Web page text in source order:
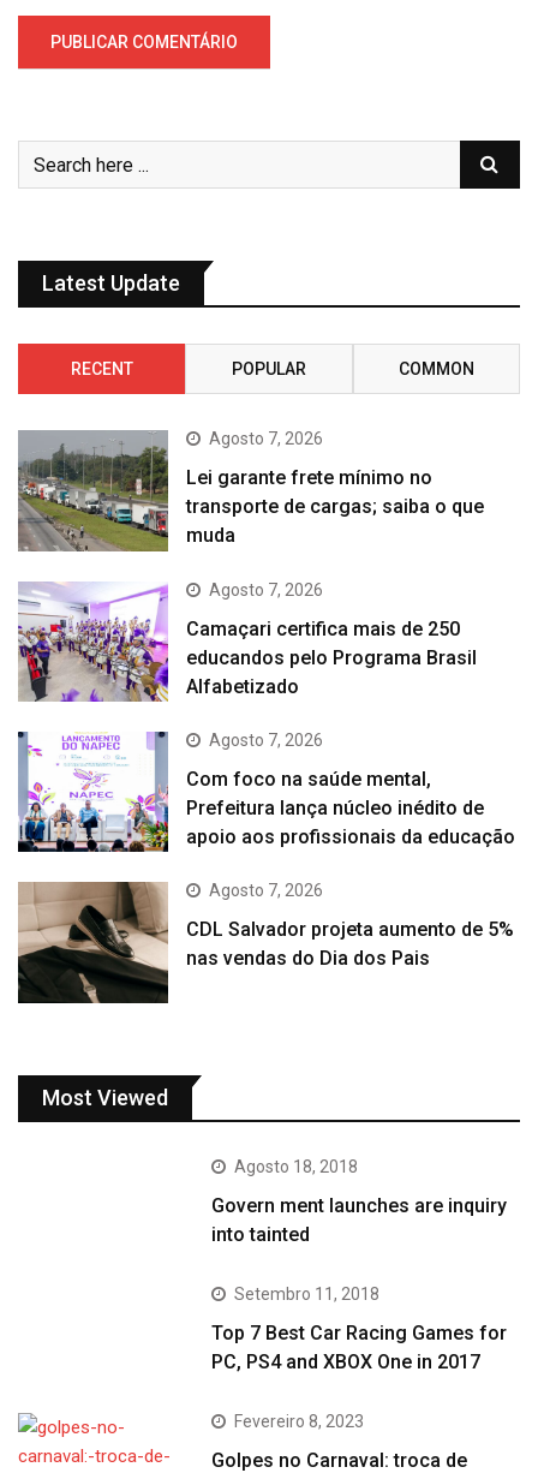
Latest Update
RECENT POPULAR COMMON
Agosto 7, 2026
Lei garante frete mínimo no
transporte de cargas; saiba o que
muda
Agosto 7, 2026
Camaçari certifica mais de 250
educandos pelo Programa Brasil
Alfabetizado
Agosto 7, 2026
Com foco na saúde mental,
Prefeitura lança núcleo inédito de
apoio aos profissionais da educação
Agosto 7, 2026
CDL Salvador projeta aumento de 5%
nas vendas do Dia dos Pais
Most Viewed
Agosto 18, 2018
Govern ment launches are inquiry
into tainted
Setembro 11, 2018
Top 7 Best Car Racing Games for
PC, PS4 and XBOX One in 2017
Fevereiro 8, 2023
Golpes no Carnaval: troca de